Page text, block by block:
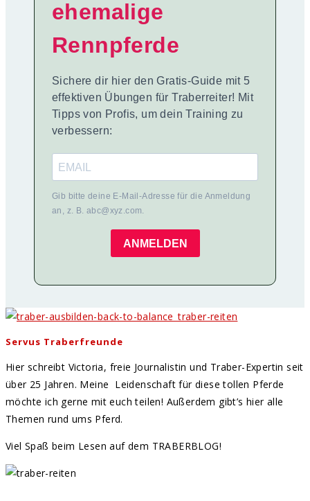
ehemalige
Rennpferde
Sichere dir hier den Gratis-Guide mit 5
effektiven Übungen für Traberreiter! Mit
Tipps von Profis, um dein Training zu
verbessern:
Gib bitte deine E-Mail-Adresse für die Anmeldung
an, z. B. abc@xyz.com.
ANMELDEN
Servus Traberfreunde
Hier schreibt Victoria, freie Journalistin und Traber-Expertin seit
über 25 Jahren. Meine Leidenschaft für diese tollen Pferde
möchte ich gerne mit euch teilen! Außerdem gibt’s hier alle
Themen rund ums Pferd.
Viel Spaß beim Lesen auf dem TRABERBLOG!